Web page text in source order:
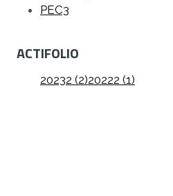
PEC3
ACTIFOLIO
20232 (2)20222 (1)